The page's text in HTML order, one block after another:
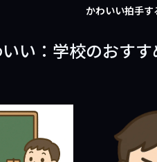
かわいい拍手す
い：学校のおすす